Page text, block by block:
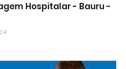
Hospitalar - Bauru -